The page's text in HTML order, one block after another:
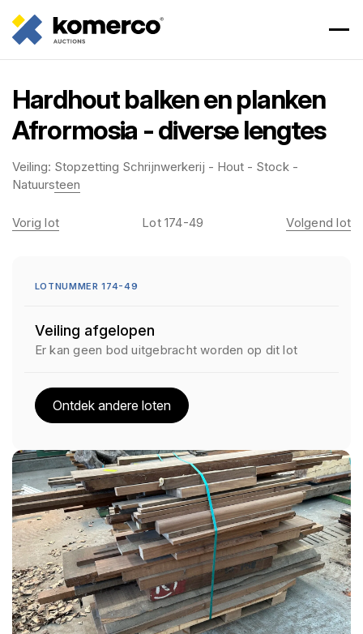
Hardhout balken en planken
Afrormosia - diverse lengtes
Veiling: Stopzetting Schrijnwerkerij - Hout - Stock -
Natuursteen
Vorig lot Lot 174-49 Volgend lot
LOTNUMMER 174-49
Veiling afgelopen
Er kan geen bod uitgebracht worden op dit lot
Ontdek andere loten